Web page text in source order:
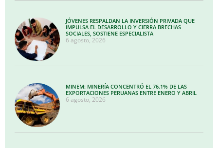
JÓVENES RESPALDAN LA INVERSIÓN PRIVADA QUE
IMPULSA EL DESARROLLO Y CIERRA BRECHAS
SOCIALES, SOSTIENE ESPECIALISTA
6 agosto, 2026
MINEM: MINERÍA CONCENTRÓ EL 76.1% DE LAS
EXPORTACIONES PERUANAS ENTRE ENERO Y ABRIL
6 agosto, 2026